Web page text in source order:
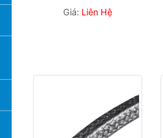
Giá: Liên Hệ